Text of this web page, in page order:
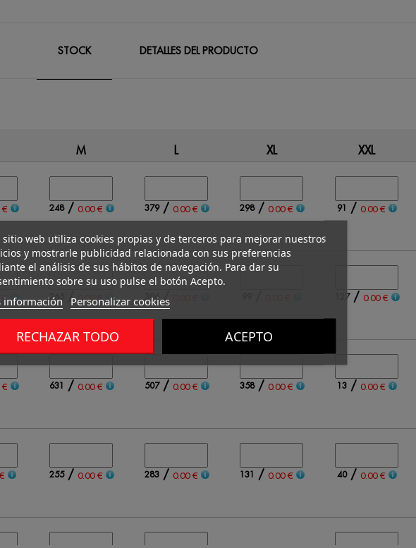
STOCK DETALLES DEL PRODUCTO
M L XL XXL
€ 248/ 0.00 € 379/ 0.00 € 298/ 0.00 € 91 / 0.00 €
265 /0.00 € 306 / 127/ 0.00 €
€ 631 / 0.00 € 507/ 0.00 € 358/ 0.00 € 13/ 0.00 €
255/ 0.00 € 283 / 0.00 € 131 / 0.00 € 40/ 0.00 €
sitio web utiliza cookies propias y de terceros para mejorar nuestros
y mostrarle publicidad relacionada con sus preferencias
el análisis de sus hábitos de navegación. Para dar su
sobre su uso pulse el botón Acepto.
información Personalizar cookies
RECHAZAR TODO ACEPTO